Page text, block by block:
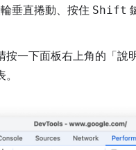
垂直捲動、按住 Shift
一下面板右上角的「說明